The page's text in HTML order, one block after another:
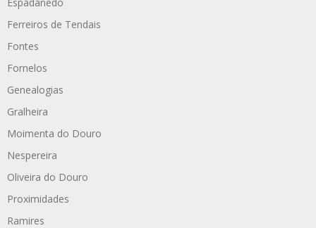
Ferreiros de Tendais
Fontes
Fornelos
Genealogias
Gralheira
Moimenta do Douro
Nespereira
Oliveira do Douro
Proximidades
Ramires